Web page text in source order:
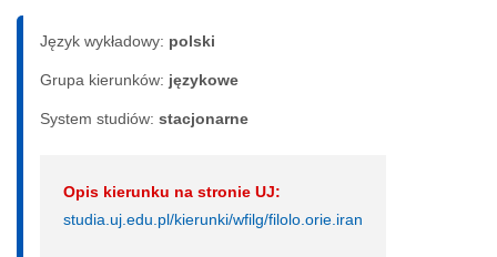
Język wykładowy: polski
Grupa kierunków: językowe
System studiów: sta­cjo­nar­ne
Opis kierunku na stronie UJ:
studia.uj.edu.pl/kierunki/wfilg/filolo.orie.iran